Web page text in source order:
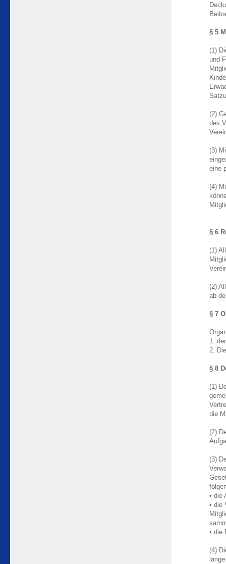
§ 5
(1)
und
(2)
des
(3)
eine
(4)
§ 6
(1)
(2)
ab
§ 7
1.
2.
§ 8
(1)
die
(2)
(3)
• die
• die
• die
(4)